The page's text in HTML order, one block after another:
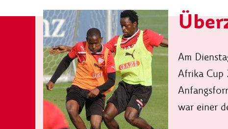
Am
Afrika Cup
war einer